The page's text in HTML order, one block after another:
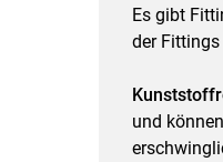
Es gibt
der
und